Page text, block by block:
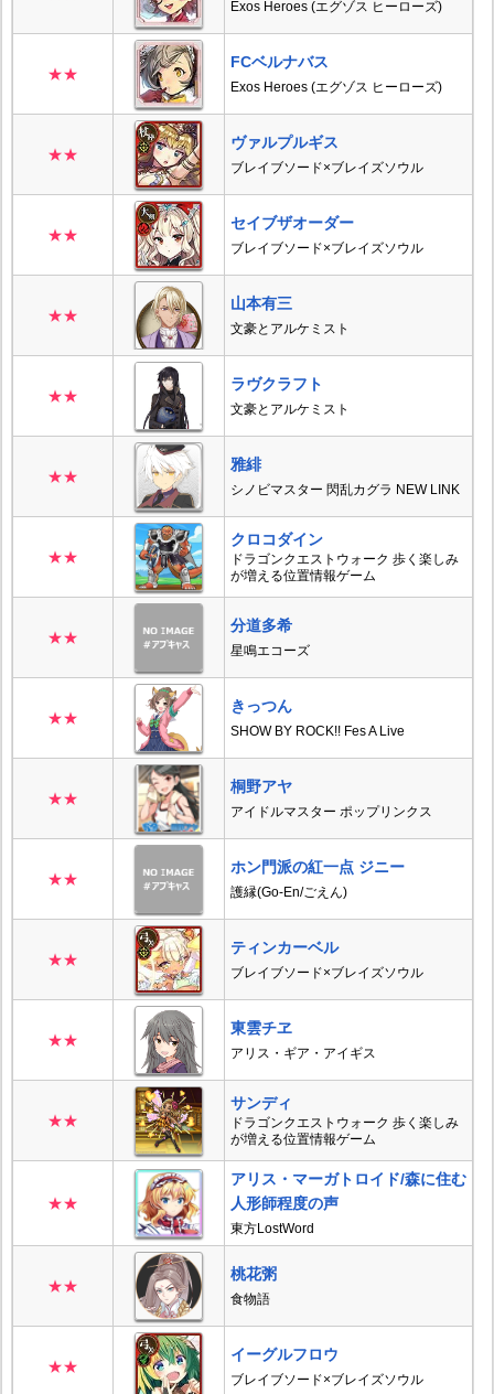
Exos Heroes (エグゾス ヒーローズ)
★★
FCベルナバス
Exos Heroes (エグゾス ヒーローズ)
★★
ヴァルプルギス
ブレイブソード×ブレイズソウル
★★
セイブザオーダー
ブレイブソード×ブレイズソウル
★★
山本有三
文豪とアルケミスト
★★
ラヴクラフト
文豪とアルケミスト
★★
雅緋
シノビマスター 閃乱カグラ NEW LINK
★★
クロコダイン
ドラゴンクエストウォーク 歩く楽しみ
が増える位置情報ゲーム
★★
分道多希
星鳴エコーズ
★★
きっつん
SHOW BY ROCK!! Fes A Live
★★
桐野アヤ
アイドルマスター ポップリンクス
★★
ホン門派の紅一点 ジニー
護縁(Go-En/ごえん)
★★
ティンカーベル
ブレイブソード×ブレイズソウル
★★
東雲チヱ
アリス・ギア・アイギス
★★
サンディ
ドラゴンクエストウォーク 歩く楽しみ
が増える位置情報ゲーム
★★
アリス・マーガトロイド/森に住む
人形師程度の声
東方LostWord
★★
桃花粥
食物語
★★
イーグルフロウ
ブレイブソード×ブレイズソウル